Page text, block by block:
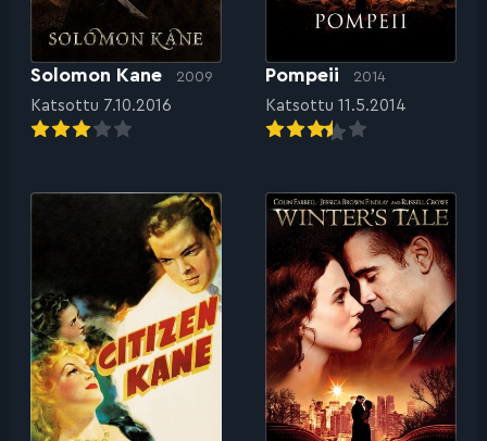
Solomon Kane 2009
Katsottu 7.10.2016
Pompeii 2014
Katsottu 11.5.2014